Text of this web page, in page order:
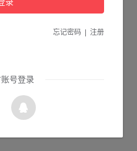
忘记密码 注册
号登录